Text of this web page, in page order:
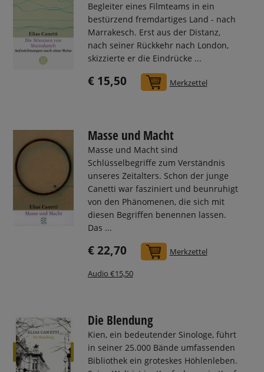
Begleiter eines Filmteams in ein
bestürzend fremdartiges Land - nach
Marrakesch. Erst aus der Distanz,
nach seiner Rückkehr nach London,
skizzierte er die Eindrücke ...
€ 15,50 In den Warenkorb
Merkzettel
Masse und Macht
Masse und Macht sind
Schlüsselbegriffe zum Verständnis
unseres Zeitalters. Schon der junge
Canetti war fasziniert und beunruhigt
von den Phänomenen, die sich mit
diesen Begriffen benennen lassen.
Das ...
€ 22,70 In den Warenkorb
Merkzettel
Audio €15,50
Die Blendung
Kien, ein bedeutender Sinologe, führt
in seiner 25.000 Bände umfassenden
Bibliothek ein groteskes Höhlenleben.